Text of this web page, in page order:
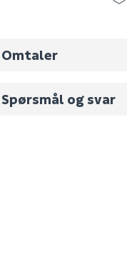
Omtaler
Spørsmål og svar